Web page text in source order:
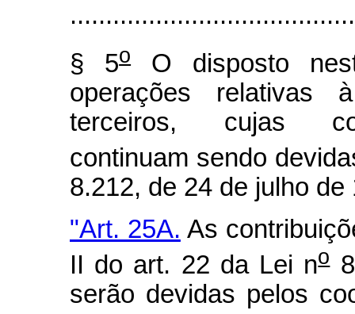
§ 5oO disposto
operações relativas
terceiros, cujas
continuam sendo
8.212, de 24 de julho de
"Art. 25A. As
II do art. 22 da Lei no
serão devidas pelos